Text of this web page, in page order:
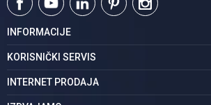
INFORMACIJE
O nama
Podaci o trgovcu
KORISNIČKI SERVIS
Uslovi korišćenja
Politika privatnosti
INTERNET PRODAJA